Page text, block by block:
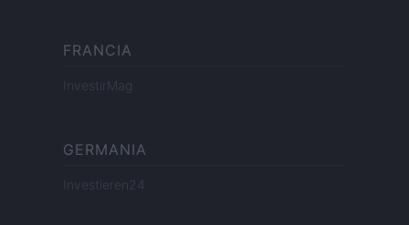
FRANCIA
InvestirMag
GERMANIA
Investieren24